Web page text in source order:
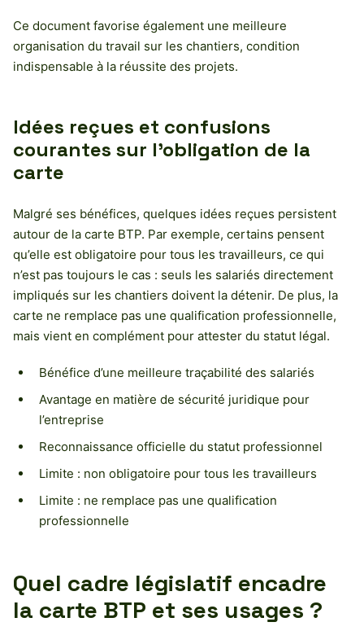
Ce document favorise également une meilleure
organisation du travail sur les chantiers, condition
indispensable à la réussite des projets.
Idées reçues et confusions
courantes sur l’obligation de la
carte
Malgré ses bénéfices, quelques idées reçues persistent
autour de la carte BTP. Par exemple, certains pensent
qu’elle est obligatoire pour tous les travailleurs, ce qui
n’est pas toujours le cas : seuls les salariés directement
impliqués sur les chantiers doivent la détenir. De plus, la
carte ne remplace pas une qualification professionnelle,
mais vient en complément pour attester du statut légal.
Bénéfice d’une meilleure traçabilité des salariés
Avantage en matière de sécurité juridique pour
l’entreprise
Reconnaissance officielle du statut professionnel
Limite : non obligatoire pour tous les travailleurs
Limite : ne remplace pas une qualification
professionnelle
Quel cadre législatif encadre
la carte BTP et ses usages ?